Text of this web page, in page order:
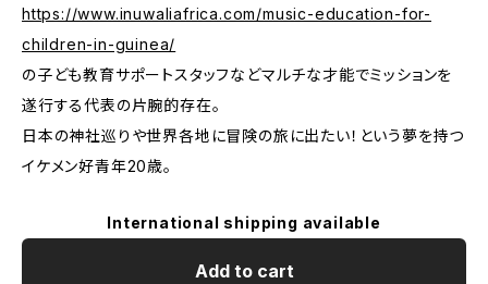
https://www.inuwaliafrica.com/music-education-for-
children-in-guinea/
の子ども教育サポートスタッフなどマルチな才能でミッションを
遂行する代表の片腕的存在。
日本の神社巡りや世界各地に冒険の旅に出たい！という夢を持つ
イケメン好青年20歳。
International shipping available
Add to cart